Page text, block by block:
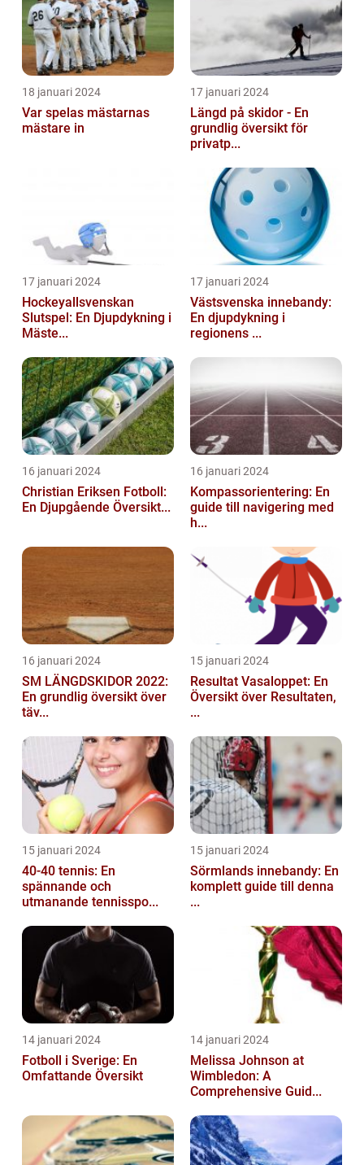
18 januari 2024
Var spelas mästarnas
mästare in
17 januari 2024
Längd på skidor - En
grundlig översikt för
privatp...
17 januari 2024
Hockeyallsvenskan
Slutspel: En Djupdykning i
Mäste...
17 januari 2024
Västsvenska innebandy:
En djupdykning i
regionens ...
16 januari 2024
Christian Eriksen Fotboll:
En Djupgående Översikt...
16 januari 2024
Kompassorientering: En
guide till navigering med
h...
16 januari 2024
SM LÄNGDSKIDOR 2022:
En grundlig översikt över
täv...
15 januari 2024
Resultat Vasaloppet: En
Översikt över Resultaten,
...
15 januari 2024
40-40 tennis: En
spännande och
utmanande tennisspo...
15 januari 2024
Sörmlands innebandy: En
komplett guide till denna
...
14 januari 2024
Fotboll i Sverige: En
Omfattande Översikt
14 januari 2024
Melissa Johnson at
Wimbledon: A
Comprehensive Guid...